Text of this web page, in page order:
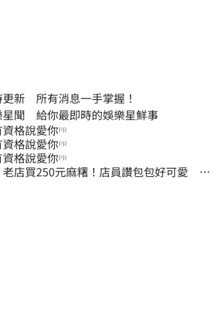
新 所有消息一手掌握！
星聞 給你最即時的娛樂星鮮事
格說愛你PR
格說愛你PR
格說愛你PR
老店買250元麻糬！店員讚包包好可愛 笑